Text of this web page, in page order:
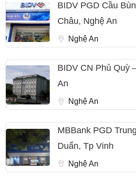
BIDV PGD Cầu
Châu, Nghệ An
Nghệ An
BIDV CN Phủ Quỳ
An
Nghệ An
MBBank PGD
Duẩn, Tp Vinh
Nghệ An